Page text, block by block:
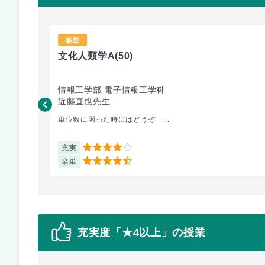
楽単
文化人類学A(50)
情報工学部 電子情報工学科
近藤直也先生
単位数に困った時にはどうぞ ...
充実 4
楽単 4.5
充実度「★4以上」の授業